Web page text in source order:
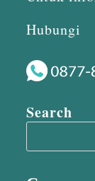
Hubungi
Search